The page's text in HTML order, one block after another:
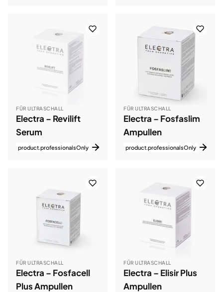
FÜR ULTRASCHALL
Electra – Revilift
Serum
product.professionalsOnly
FÜR ULTRASCHALL
Electra – Fosfaslim
Ampullen
product.professionalsOnly
FÜR ULTRASCHALL
Electra – Fosfacell
Plus Ampullen
FÜR ULTRASCHALL
Electra – Elisir Plus
Ampullen